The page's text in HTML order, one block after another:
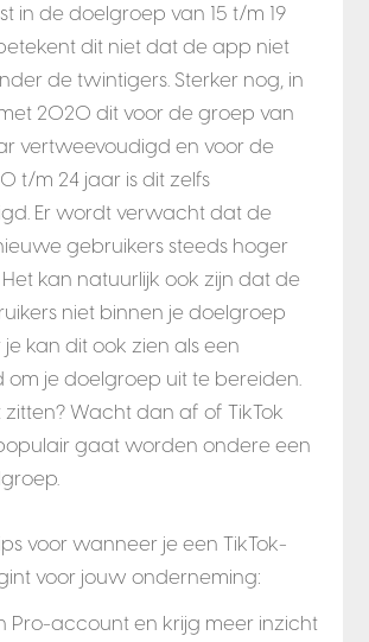
in de doelgroep van 15 t/m 19
dit niet dat de app niet
de twintigers. Sterker nog, in
2020 dit voor de groep van
vertweevoudigd en voor de
t/m 24 jaar is dit zelfs
Er wordt verwacht dat de
gebruikers steeds hoger
kan natuurlijk ook zijn dat de
niet binnen je doelgroep
kan dit ook zien als een
om je doelgroep uit te bereiden.
zitten? Wacht dan af of TikTok
gaat worden ondere een
voor wanneer je een TikTok-
voor jouw onderneming:
Pro-account en krijg meer inzicht